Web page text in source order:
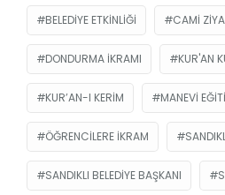
BELEDIYE ETKINLIĞI CAMI
DONDURMA IKRAMI KUR'AN
KUR’AN-I KERIM MANEVI
ÖĞRENCILERE IKRAM
SANDIKLI BELEDIYE BAŞKANI